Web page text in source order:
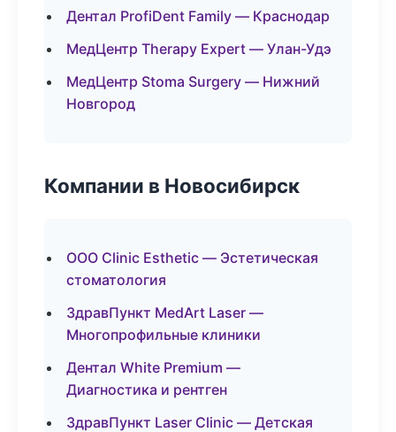
Дентал ProfiDent Family — Краснодар
МедЦентр Therapy Expert — Улан-Удэ
МедЦентр Stoma Surgery — Нижний
Новгород
Компании в Новосибирск
ООО Clinic Esthetic — Эстетическая
стоматология
ЗдравПункт MedArt Laser —
Многопрофильные клиники
Дентал White Premium —
Диагностика и рентген
ЗдравПункт Laser Clinic — Детская